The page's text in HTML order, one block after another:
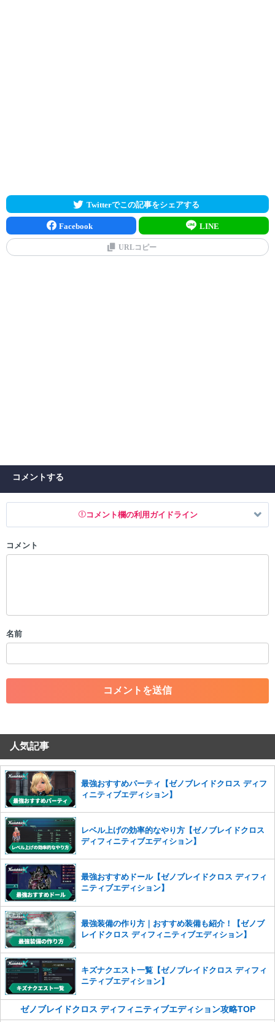
Twitterでこの記事をシェアする
Facebook LINE
URLコピー
コメントする
コメント欄の利用ガイドライン
以下の書き込みを禁止とし、場合によってはコメント削除や書き込み制
・一度削除された投稿を再び投稿すること
・アカウントの売買など金銭が絡む内容の投稿
・各ゲームのネタバレを含む内容の投稿
・その他、管理者が不適切と判断した投稿
コメントの削除を申請する
せていただきます。ご了承ください。
※一度削除したコメントは復元ができませんのでご注意くだ
さい。
また、過度な利用規約の違反や、弊社に損害の及ぶ内容の書き込みがあ
った場合は、法的措置をとらせていただく場合もございますので、あら
かじめご理解くださいませ。
コメント
名前
人気記事
最強おすすめパーティ【ゼノブレイドクロス ディフ
ィニティブエディション】
レベル上げの効率的なやり方【ゼノブレイドクロス
ディフィニティブエディション】
最強おすすめドール【ゼノブレイドクロス ディフィ
ニティブエディション】
最強装備の作り方｜おすすめ装備も紹介！【ゼノブ
レイドクロス ディフィニティブエディション】
キズナクエスト一覧【ゼノブレイドクロス ディフィ
ニティブエディション】
ゼノブレイドクロス ディフィニティブエディション攻略TOP